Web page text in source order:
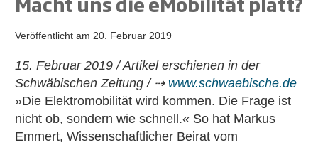
Veröffentlicht am 20. Februar 2019
15. Februar 2019 / Artikel erschienen in der
Schwäbischen Zeitung / ⇢ www.schwaebische.de
»Die Elektromobilität wird kommen. Die Frage ist
nicht ob, sondern wie schnell.« So hat Markus
Emmert, Wissenschaftlicher Beirat vom